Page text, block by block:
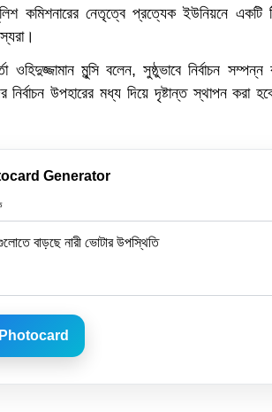
কমিশনারের নেতৃত্বে প্রত্যেক ইউনিয়নে একটি
ওহিদুজ্জামান মুন্সি বলেন, সুষ্ঠুভাবে
নির্বাচন উপহারের মধ্য দিয়ে দৃষ্টান্ত স্থাপন
Generator